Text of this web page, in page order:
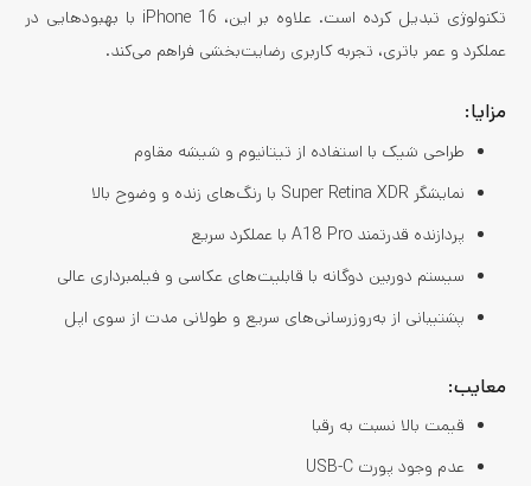
تکنولوژی تبدیل کرده است. علاوه بر این، iPhone 16 با بهبودهایی در
عملکرد و عمر باتری، تجربه کاربری رضایت‌بخشی فراهم می‌کند.
مزایا:
طراحی شیک با استفاده از تیتانیوم و شیشه مقاوم
نمایشگر Super Retina XDR با رنگ‌های زنده و وضوح بالا
پردازنده قدرتمند A18 Pro با عملکرد سریع
سیستم دوربین دوگانه با قابلیت‌های عکاسی و فیلمبرداری عالی
پشتیبانی از به‌روزرسانی‌های سریع و طولانی مدت از سوی اپل
معایب:
قیمت بالا نسبت به رقبا
عدم وجود پورت USB-C